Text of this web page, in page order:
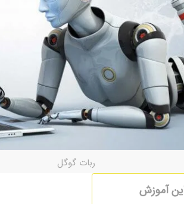
ربات گوگل
آموزش